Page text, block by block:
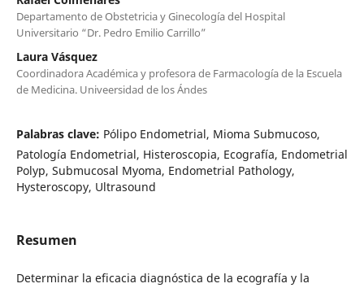
Departamento de Obstetricia y Ginecología del Hospital
Universitario “Dr. Pedro Emilio Carrillo”
Laura Vásquez
Coordinadora Académica y profesora de Farmacología de la Escuela
de Medicina. Univeersidad de los Ándes
Palabras clave: Pólipo Endometrial, Mioma Submucoso,
Patología Endometrial, Histeroscopia, Ecografía, Endometrial
Polyp, Submucosal Myoma, Endometrial Pathology,
Hysteroscopy, Ultrasound
Resumen
Determinar la eficacia diagnóstica de la ecografía y la